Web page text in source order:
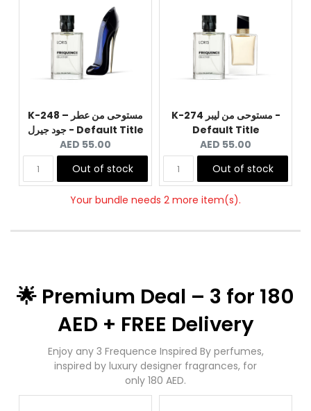
K-248 – مستوحى من عطر
جود جيرل - Default Title
Current
price:
AED 55.00
Out of stock
K-274 مستوحى من ليبر -
Default Title
Current
price:
AED 55.00
Out of stock
Your bundle needs 2 more item(s).
🌟 Premium Deal – 3 for 180
AED + FREE Delivery
Enjoy any 3 Frequence Inspired By perfumes,
inspired by luxury designer fragrances, for
only 180 AED.